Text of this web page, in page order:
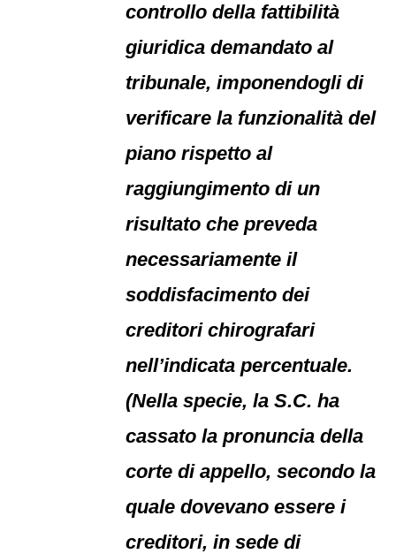
controllo della fattibilità
giuridica demandato al
tribunale, imponendogli di
verificare la funzionalità del
piano rispetto al
raggiungimento di un
risultato che preveda
necessariamente il
soddisfacimento dei
creditori chirografari
nell’indicata percentuale.
(Nella specie, la S.C. ha
cassato la pronuncia della
corte di appello, secondo la
quale dovevano essere i
creditori, in sede di